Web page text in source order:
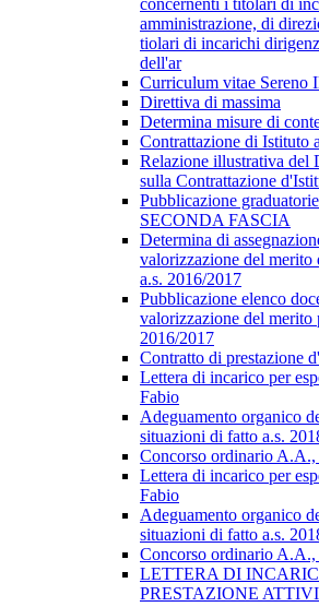
concernenti i titolari di
amministrazione, di
tiolari di incarichi
dell'ar
Curriculum vitae Sereno
Direttiva di massima
Determina misure di
Contrattazione di Istituto
Relazione illustrativa del
sulla Contrattazione
Pubblicazione
SECONDA FASCIA
Determina di
valorizzazione del merito
a.s. 2016/2017
Pubblicazione elenco
valorizzazione del merito
2016/2017
Contratto di prestazione
Lettera di incarico per
Fabio
Adeguamento organico
situazioni di fatto a.s.
Concorso ordinario
Lettera di incarico per
Fabio
Adeguamento organico
situazioni di fatto a.s.
Concorso ordinario
LETTERA DI
PRESTAZIONE